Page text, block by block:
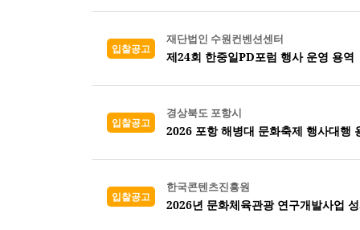
입찰공고
재단법인 수원컨벤션센터
제24회 한중일PD포럼 행사 운영 용역
입찰공고
경상북도 포항시
2026 포항 해병대 문화축제 행사대행
입찰공고
한국콘텐츠진흥원
2026년 문화체육관광 연구개발사업